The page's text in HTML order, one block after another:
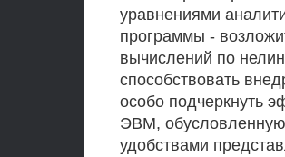
уравнениями
программы -
вычислений по
способствовать
особо подчеркнуть
ЭВМ, обусловленную
удобствами